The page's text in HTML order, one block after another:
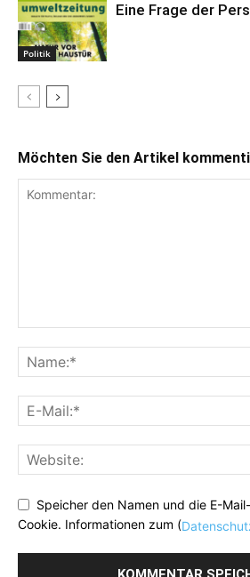
Politik
Eine Frage der
Möchten Sie den Artikel
Speicher den Namen und die E-
Cookie. Informationen zum (